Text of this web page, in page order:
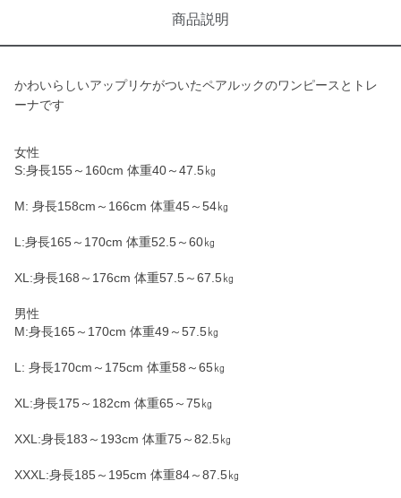
商品説明
かわいらしいアップリケがついたペアルックのワンピースとトレ
ーナです
女性
S:身長155～160cm 体重40～47.5㎏
M: 身長158cm～166cm 体重45～54㎏
L:身長165～170cm 体重52.5～60㎏
XL:身長168～176cm 体重57.5～67.5㎏
男性
M:身長165～170cm 体重49～57.5㎏
L: 身長170cm～175cm 体重58～65㎏
XL:身長175～182cm 体重65～75㎏
XXL:身長183～193cm 体重75～82.5㎏
XXXL:身長185～195cm 体重84～87.5㎏